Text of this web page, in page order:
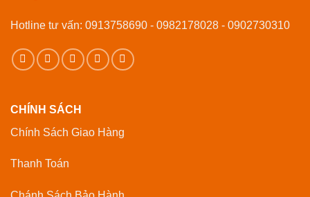
Hotline tư vấn: 0913758690 - 0982178028 - 0902730310
CHÍNH SÁCH
Chính Sách Giao Hàng
Thanh Toán